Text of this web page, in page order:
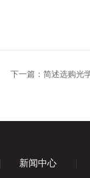
下一篇： 简述选购光
新闻中心